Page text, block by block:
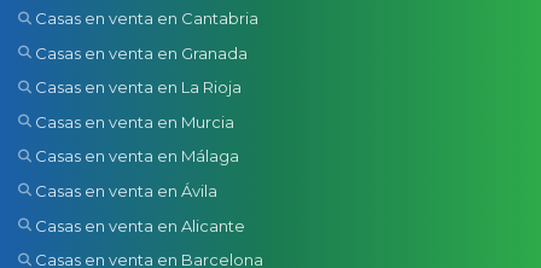
Casas en venta en Cantabria
Casas en venta en Granada
Casas en venta en La Rioja
Casas en venta en Murcia
Casas en venta en Málaga
Casas en venta en Ávila
Casas en venta en Alicante
Casas en venta en Barcelona